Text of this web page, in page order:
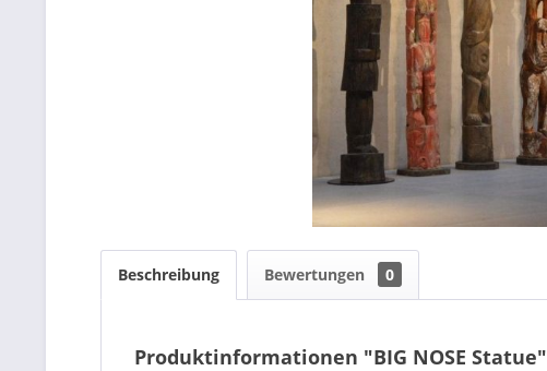
Beschreibung Bewertungen 0
Produktinformationen "BIG NOSE Statue"